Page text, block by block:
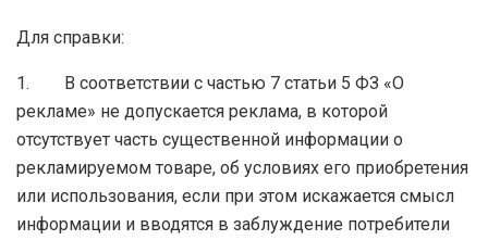
Для справки:
1. В соответствии с частью 7 статьи 5 ФЗ «О
рекламе» не допускается реклама, в которой
отсутствует часть существенной информации о
рекламируемом товаре, об условиях его приобретения
или использования, если при этом искажается смысл
информации и вводятся в заблуждение потребители